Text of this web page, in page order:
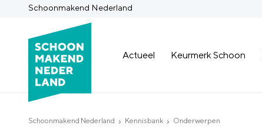
Schoonmakend Nederland
Actueel Keurmerk Schoon
Schoonmakend Nederland Kennisbank Onderwerpen